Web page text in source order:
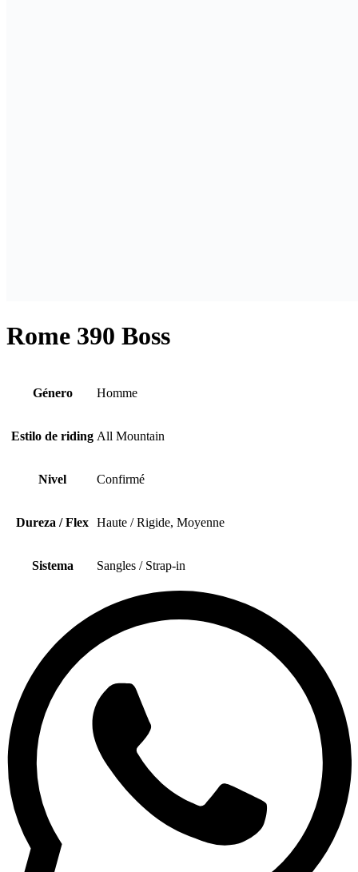
Rome 390 Boss
Género Homme
Estilo de riding All Mountain
Nivel Confirmé
Dureza / Flex Haute / Rigide, Moyenne
Sistema Sangles / Strap-in